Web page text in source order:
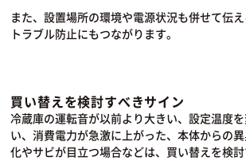
また、設置場所の環境や電源状況も併せて伝
トラブル防止にもつながります。
買い替えを検討すべきサイン
冷蔵庫の運転音が以前より大きい、設定温度
い、消費電力が急激に上がった、本体からの
化やサビが目立つ場合などは、買い替えを検討